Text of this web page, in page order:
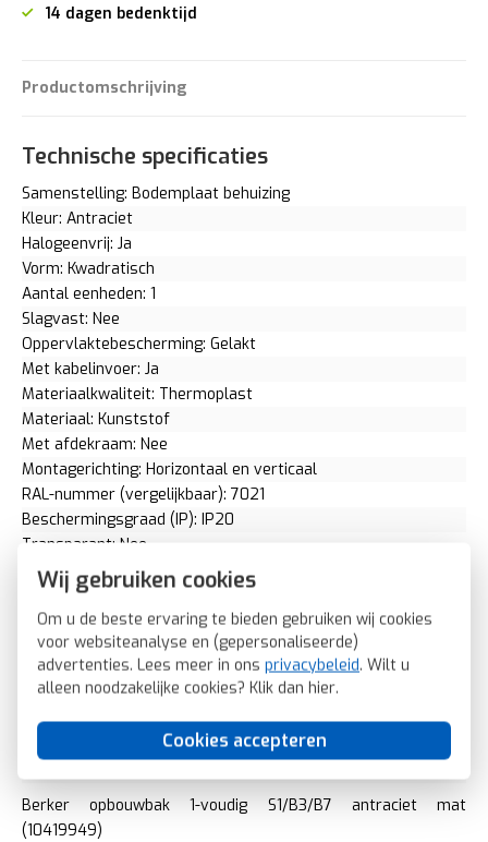
Wij gebruiken cookies
Om u de beste ervaring te bieden gebruiken wij cookies
voor websiteanalyse en (gepersonaliseerde)
advertenties. Lees meer in ons privacybeleid. Wilt u
alleen noodzakelijke cookies? Klik dan hier.
Cookies accepteren
14 dagen bedenktijd
Productomschrijving
Technische specificaties
Samenstelling: Bodemplaat behuizing
Kleur: Antraciet
Halogeenvrij: Ja
Vorm: Kwadratisch
Aantal eenheden: 1
Slagvast: Nee
Oppervlaktebescherming: Gelakt
Met kabelinvoer: Ja
Materiaalkwaliteit: Thermoplast
Materiaal: Kunststof
Met afdekraam: Nee
Montagerichting: Horizontaal en verticaal
RAL-nummer (vergelijkbaar): 7021
Beschermingsgraad (IP): IP20
Transparant: Nee
Uitvoering oppervlakte: Mat
Met wartelinvoering: Nee
Met kanaalinvoering: Ja
Schakelmateriaalbreedte: 83 Millimeter (mm)
Schakelmateriaalhoogte: 83 Millimeter (mm)
Schakelmateriaaldiepte: 42 Millimeter (mm)
Aantal modules (bij modulair systeem): 0
Geschikt voor modulair schakelmateriaal: Nee
Berker opbouwbak 1-voudig S1/B3/B7 antraciet mat
(10419949)